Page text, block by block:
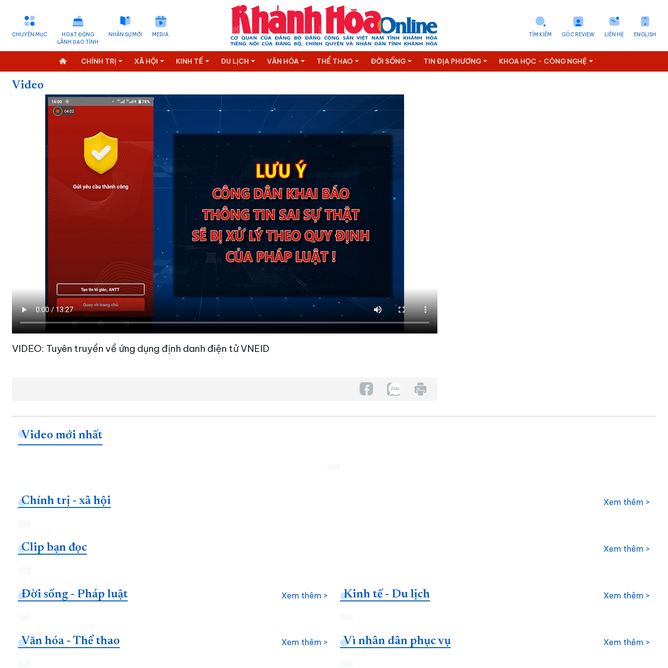
CHUYÊN MỤC
HOẠT ĐỘNG
LÃNH ĐẠO TỈNH
NHÂN SỰ MỚI MEDIA ENGLISH
LIÊN HỆ
GÓC REVIEW
TÌM KIẾM
CHÍNH TRỊ XÃ HỘI KINH TẾ DU LỊCH VĂN HÓA THỂ THAO ĐỜI SỐNG TIN ĐỊA PHƯƠNG KHOA HỌC - CÔNG NGHỆ
Video
VIDEO: Tuyên truyền về ứng dụng định danh điện tử VNEID
Video mới nhất
Chính trị - xã hội Xem thêm >
Clip bạn đọc Xem thêm >
Đời sống - Pháp luật Xem thêm > Kinh tế - Du lịch Xem thêm >
Văn hóa - Thể thao Xem thêm > Vì nhân dân phục vụ Xem thêm >